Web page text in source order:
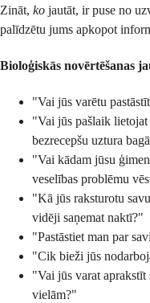
Zināt, ko jautāt, ir puse no
palīdzētu jums apkopot
Bioloģiskās novērtēšanas
"Vai jūs varētu
"Vai jūs pašlaik
bezrecepšu uztura
"Vai kādam jūsu
veselības problēmu
"Kā jūs raksturotu
vidēji saņemat naktī?"
"Pastāstiet man par
"Cik bieži jūs
"Vai jūs varat
vielām?"